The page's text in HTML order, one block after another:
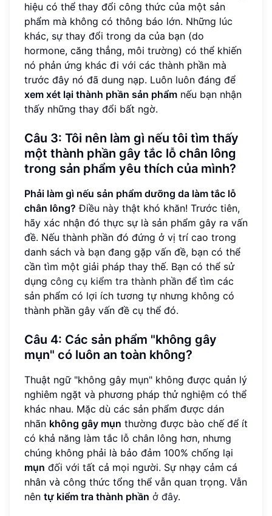
hiệu có thể thay đổi công thức của một sản
phẩm mà không có thông báo lớn. Những lúc
khác, sự thay đổi trong da của bạn (do
hormone, căng thẳng, môi trường) có thể khiến
nó phản ứng khác đi với các thành phần mà
trước đây nó đã dung nạp. Luôn luôn đáng để
xem xét lại thành phần sản phẩm nếu bạn nhận
thấy những thay đổi bất ngờ.
Câu 3: Tôi nên làm gì nếu tôi tìm thấy
một thành phần gây tắc lỗ chân lông
trong sản phẩm yêu thích của mình?
Phải làm gì nếu sản phẩm dưỡng da làm tắc lỗ
chân lông? Điều này thật khó khăn! Trước tiên,
hãy xác nhận đó thực sự là sản phẩm gây ra vấn
đề. Nếu thành phần đó đứng ở vị trí cao trong
danh sách và bạn đang gặp vấn đề, bạn có thể
cần tìm một giải pháp thay thế. Bạn có thể sử
dụng công cụ kiểm tra thành phần để tìm các
sản phẩm có lợi ích tương tự nhưng không có
thành phần gây vấn đề cụ thể đó.
Câu 4: Các sản phẩm "không gây
mụn" có luôn an toàn không?
Thuật ngữ "không gây mụn" không được quản lý
nghiêm ngặt và phương pháp thử nghiệm có thể
khác nhau. Mặc dù các sản phẩm được dán
nhãn không gây mụn thường được bào chế để ít
có khả năng làm tắc lỗ chân lông hơn, nhưng
chúng không phải là bảo đảm 100% chống lại
mụn đối với tất cả mọi người. Sự nhạy cảm cá
nhân và công thức tổng thể vẫn quan trọng. Vẫn
nên tự kiểm tra thành phần ở đây.